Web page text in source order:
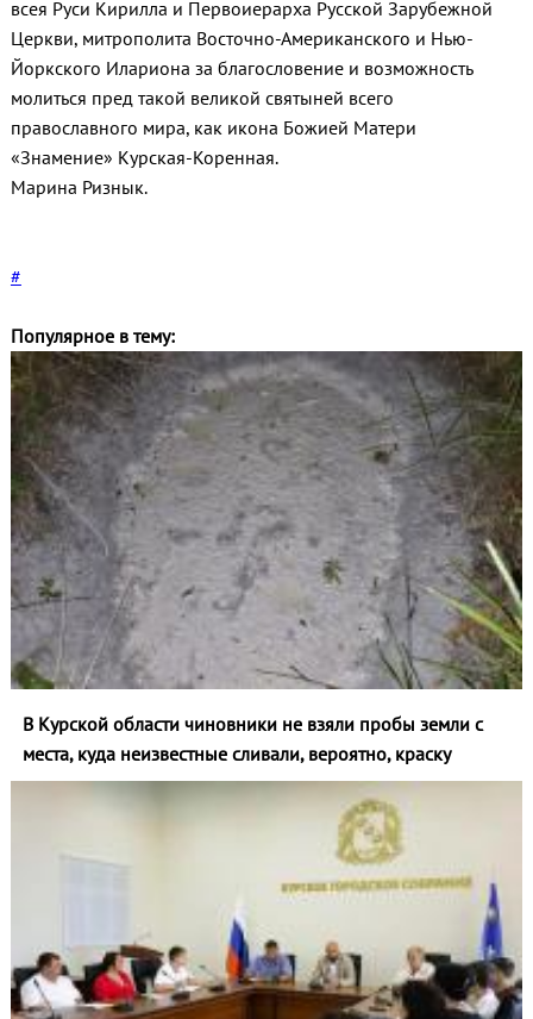
всея Руси Кирилла и Первоиерарха Русской Зарубежной
Церкви, митрополита Восточно-Американского и Нью-
Йоркского Илариона за благословение и возможность
молиться пред такой великой святыней всего
православного мира, как икона Божией Матери
«Знамение» Курская-Коренная.
Марина Ризнык.
#
Популярное в тему:
В Курской области чиновники не взяли пробы земли с
места, куда неизвестные сливали, вероятно, краску